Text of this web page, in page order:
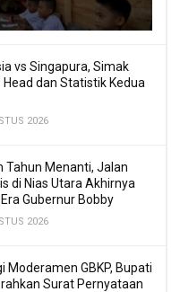
vs Singapura, Simak
Head dan Statistik Kedua
2026
Tahun Menanti, Jalan
di Nias Utara Akhirnya
Gubernur Bobby
2026
Moderamen GBKP, Bupati
Surat Pernyataan